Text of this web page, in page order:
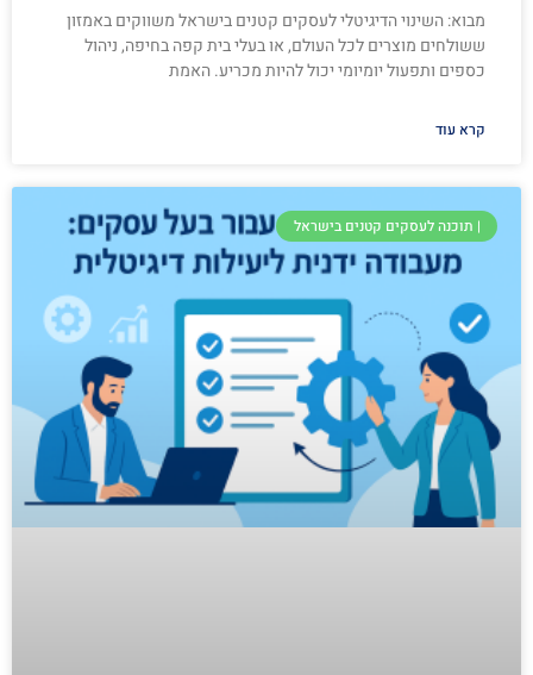
מבוא: השינוי הדיגיטלי לעסקים קטנים בישראל משווקים באמזון
ששולחים מוצרים לכל העולם, או בעלי בית קפה בחיפה, ניהול
כספים ותפעול יומיומי יכול להיות מכריע. האמת
קרא עוד
| תוכנה לעסקים קטנים בישראל